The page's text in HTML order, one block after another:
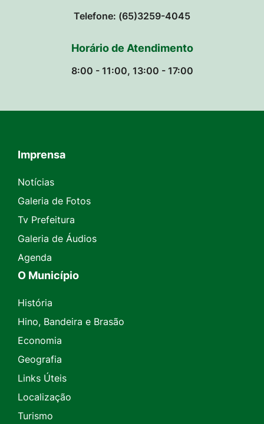
Telefone: (65)3259-4045
Horário de Atendimento
8:00 - 11:00, 13:00 - 17:00
Seção do Rodapé e Contato
Imprensa
Notícias
Galeria de Fotos
Tv Prefeitura
Galeria de Áudios
Agenda
O Município
História
Hino, Bandeira e Brasão
Economia
Geografia
Links Úteis
Localização
Turismo